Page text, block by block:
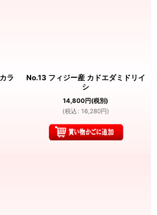
ラ
No.13 フィジー産 カドエダミドリイ
シ
14,800円(税別)
(税込 : 16,280円)